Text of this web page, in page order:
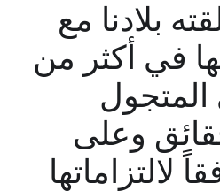
بلادنا مع
في أكثر من
المتجول
وعلى
لالتزاماتها